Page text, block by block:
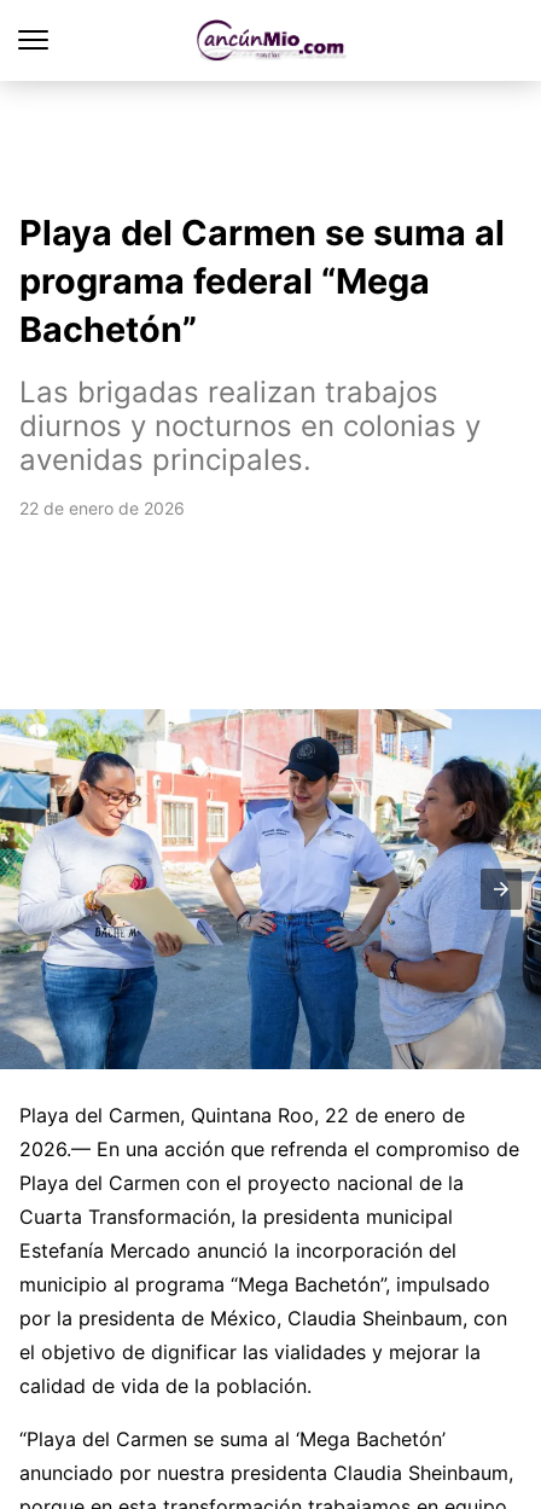
Playa del Carmen se suma al
programa federal “Mega
Bachetón”
Las brigadas realizan trabajos
diurnos y nocturnos en colonias y
avenidas principales.
22 de enero de 2026
Playa del Carmen, Quintana Roo, 22 de enero de
2026.— En una acción que refrenda el compromiso de
Playa del Carmen con el proyecto nacional de la
Cuarta Transformación, la presidenta municipal
Estefanía Mercado anunció la incorporación del
municipio al programa “Mega Bachetón”, impulsado
por la presidenta de México, Claudia Sheinbaum, con
el objetivo de dignificar las vialidades y mejorar la
calidad de vida de la población.
“Playa del Carmen se suma al ‘Mega Bachetón’
anunciado por nuestra presidenta Claudia Sheinbaum,